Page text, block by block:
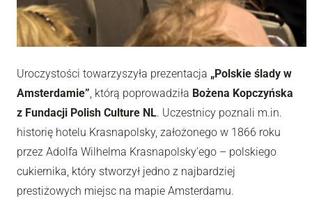
Uroczystości towarzyszyła prezentacja „Polskie ślady w
Amsterdamie”, którą poprowadziła Bożena Kopczyńska
z Fundacji Polish Culture NL. Uczestnicy poznali m.in.
historię hotelu Krasnapolsky, założonego w 1866 roku
przez Adolfa Wilhelma Krasnapolsky’ego – polskiego
cukiernika, który stworzył jedno z najbardziej
prestiżowych miejsc na mapie Amsterdamu.